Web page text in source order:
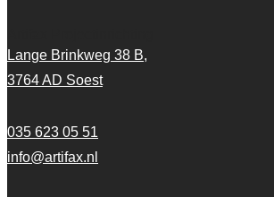
Lange Brinkweg 38 B,
3764 AD Soest
035 623 05 51
info@artifax.nl